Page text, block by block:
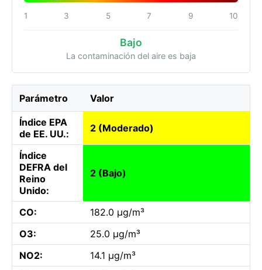
1 3 5 7 9 10
Bajo
La contaminación del aire es baja
Parámetro Valor
Índice EPA
de EE. UU.:
2 (Moderado)
Índice
DEFRA del
Reino
Unido:
2 (Bajo)
CO:
182.0 µg/m³
O3:
25.0 µg/m³
NO2:
14.1 µg/m³